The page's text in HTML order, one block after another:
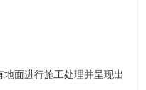
面进行施工处理并呈现出